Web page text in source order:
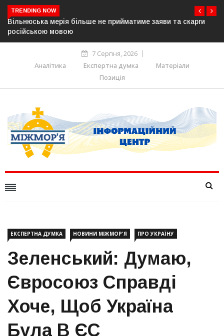
TRENDING NOW
скарги
В Угорщині можуть обрати нового президента вже
серпня — фракція «Тиси»
7 Серпня, 2026
Аналітика
Експертна думка
Матеріали
Позиція
ЕКСПЕРТНА ДУМКА НОВИНИ МІЖМОР'Я ПРО УКРАЇНУ
Зеленський: Думаю,
Євросоюз Справді
Хоче, Щоб Україна
Була В ЄС